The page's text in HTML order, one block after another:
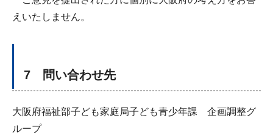
えいたしません。
7 問い合わせ先
大阪府福祉部子ども家庭局子ども青少年課 企画調整グ
ループ